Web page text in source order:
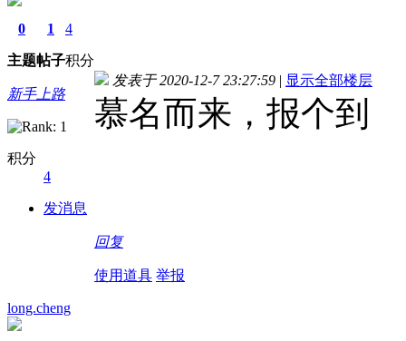
0
主题
1
帖子
4
积分
新手上路
积分
4
发消息
发表于 2020-12-7 23:27:59 | 显示全部楼层
慕名而来，报个到
回复
使用道具 举报
long.cheng